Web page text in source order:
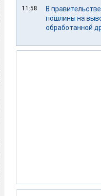
11:58
В
пошлины на
обработанной